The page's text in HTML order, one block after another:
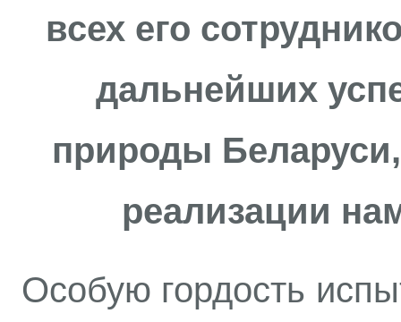
всех его
дальнейших
природы
реализации
Особую гордость